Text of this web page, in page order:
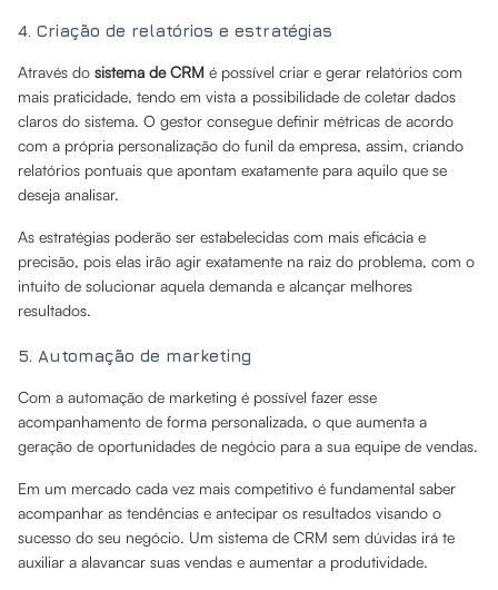
4. Criação de relatórios e estratégias
Através do sistema de CRM é possível criar e gerar relatórios com
mais praticidade, tendo em vista a possibilidade de coletar dados
claros do sistema. O gestor consegue definir métricas de acordo
com a própria personalização do funil da empresa, assim, criando
relatórios pontuais que apontam exatamente para aquilo que se
deseja analisar.
As estratégias poderão ser estabelecidas com mais eficácia e
precisão, pois elas irão agir exatamente na raiz do problema, com o
intuito de solucionar aquela demanda e alcançar melhores
resultados.
5. Automação de marketing
Com a automação de marketing é possível fazer esse
acompanhamento de forma personalizada, o que aumenta a
geração de oportunidades de negócio para a sua equipe de vendas.
Em um mercado cada vez mais competitivo é fundamental saber
acompanhar as tendências e antecipar os resultados visando o
sucesso do seu negócio. Um sistema de CRM sem dúvidas irá te
auxiliar a alavancar suas vendas e aumentar a produtividade.